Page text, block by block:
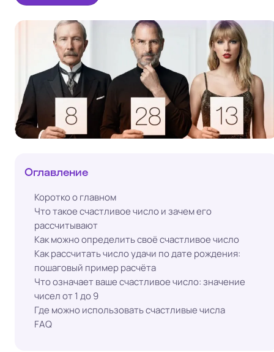
Оглавление
Коротко о главном
Что такое счастливое число и зачем его
рассчитывают
Как можно определить своё счастливое число
Как рассчитать число удачи по дате рождения:
пошаговый пример расчёта
Что означает ваше счастливое число: значение
чисел от 1 до 9
Где можно использовать счастливые числа
FAQ